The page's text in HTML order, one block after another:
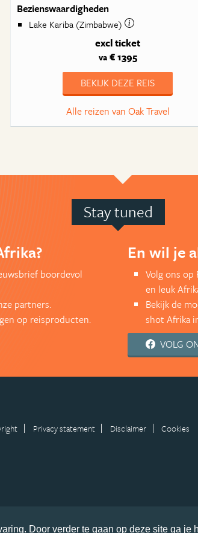
Door verder te gaan op deze site ga je
Bezienswaardigheden
Lake Kariba (Zimbabwe)
excl ticket
va€ 1395
BEKIJK DEZE REIS
Alle reizen van Oak Travel
Stay tuned
boordevol
partners.
op reisproducten.
En wil je
Volg ons op
en leuk
Bekijk de
shot Afrika
VOLG
Privacy statement Disclaimer
Cookies